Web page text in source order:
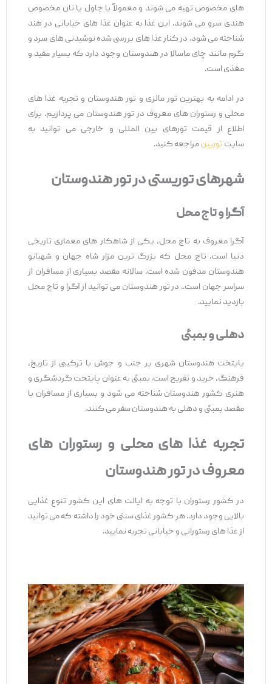
‌های مخصوص تهیه می‌ شوند و معمولاً با چاول یا نان مخصوص
هندی سرو می ‌شوند. این غذا به عنوان غذا های خیابانی در هند
شناخته می شود. در کنار غذا های بررسی شده نوشیدنی های سرد و
گرم مانند چای ماسالا در هندوستان وجود دارد که بسیار مفید و
مغذی است.
در ادامه به بهترین تور مالزی و تور هندوستان و تجربه غذا های
محلی و رستوران های معروف در تور هندوستان می پردازیم. برای
اطلاع از قیمت تورهای بین المللی و خارجی می توانید به
سایتتوربینمراجعه کنید.
شهرهای توریستی در تور هندوستان
آگرا و تاج محل
آگرا معروف به تاج محل، یکی از شاهکار های معماری تاریخی
دنیا است. تاج محل که بزرگ ترین مزار شاه جهان و شهبانو
هندوستان مدفون شده است. سالانه مقصد بسیاری از مسافران از
سراسر جهان است.. در تور هندوستان می توانید از آگرا و تاج محل
بازدید نمایید.
دهلی و بمبئی
پایتخت هندوستان شهری پر جنب و جوش با ترکیبی از تاریخ،
فرهنگ، خرید و تفریح است. بمبئی به عنوان پایتخت گردشگری و
هنری کشور هندوستان شناخته می شود و بسیاری از مسافران با
مقصد بمبئی و دهلی به هندوستان سفر می کنند.
تجربه غذا های محلی و رستوران های
معروف در تور هندوستان
در کشور رستوران با توجه به ایالت های این کشور تنوع غذایی
بالایی وجود دارد. هر کشور غذای سنتی خود را داشته که می توانید
از غذا های رستورانی و خیابانی تجربه نمایید.